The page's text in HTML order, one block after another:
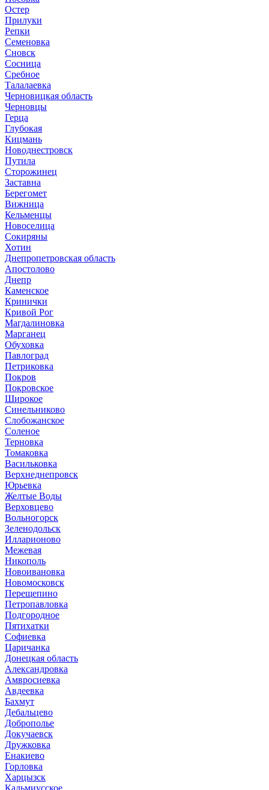
Остер
Прилуки
Репки
Семеновка
Сновск
Сосница
Сребное
Талалаевка
Черновицкая область
Черновцы
Герца
Глубокая
Кицмань
Новоднестровск
Путила
Сторожинец
Заставна
Берегомет
Вижница
Кельменцы
Новоселица
Сокиряны
Хотин
Днепропетровская область
Апостолово
Днепр
Каменское
Кринички
Кривой Рог
Магдалиновка
Марганец
Обуховка
Павлоград
Петриковка
Покров
Покровское
Широкое
Синельниково
Слобожанское
Соленое
Терновка
Томаковка
Васильковка
Верхнеднепровск
Юрьевка
Желтые Воды
Верховцево
Вольногорск
Зеленодольск
Илларионово
Межевая
Никополь
Новоивановка
Новомосковск
Перещепино
Петропавловка
Подгородное
Пятихатки
Софиевка
Царичанка
Донецкая область
Александровка
Амвросиевка
Авдеевка
Бахмут
Дебальцево
Доброполье
Докучаевск
Дружковка
Енакиево
Горловка
Харцызск
Кальмиусское